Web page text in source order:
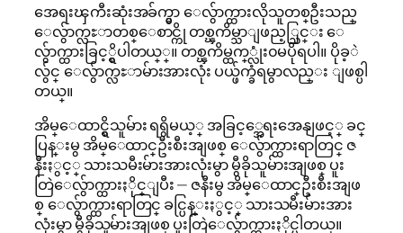
အေရးၾကီးဆုံးအခ်က္မွာ ေလွ်ာက္ထားလိုသူတစ္ဦးသည္
ေလွ်ာက္လႊာတစ္ေစာင္ကို တစ္ၾကိမ္သာျဖည့္သြင္း ေ
လွ်ာက္ထားခြင့္ရွိပါတယ္္။ တစ္ၾကိမ္ထက္္လုံး၀မပိုရပါ။ ပိုခ့ဲ
လွ်င္ ေလွ်ာက္လႊာမ်ားအားလုံး ပယ္ဖ်က္ခံရမွာလည္း ျဖစ္ပါ
တယ္။
အိမ္ေထာင္ရွိသူမ်ား ရရွိမယ့္ အခြင့္အေရးအေနျဖင့္ ခင္
ပြန္းမွ အိမ္ေထာင္ဦးစီးအျဖစ္ ေလွ်ာက္ထားရာတြင္ ဇ
နီးႏွင့္ သားသမီးမ်ားအားလုံးမွာ မွီခိုသူမ်ားအျဖစ္ ပူး
တြဲေလွ်ာက္ထားႏိုင္ျပီး — ဇနီးမွ အိမ္ေထာင္ဦးစီးအျဖ
စ္ ေလွ်ာက္ထားရာတြင္ ခင္ပြန္းႏွင့္ သားသမီးမ်ားအား
လုံးမွာ မွီခိုသူမ်ားအျဖစ္ ပူးတြဲေလွ်ာက္ထားႏိုင္ပါတယ္။